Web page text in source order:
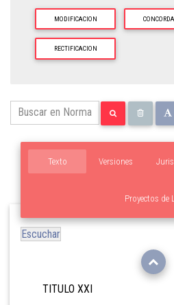
MODIFICACION
RECTIFICACION
Texto Versiones
Proyectos de
Escuchar
TITULO XXI